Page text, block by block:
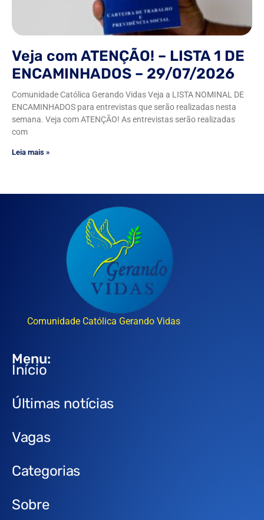
Veja com ATENÇÃO! – LISTA 1 DE
ENCAMINHADOS – 29/07/2026
Comunidade Católica Gerando Vidas Veja a LISTA NOMINAL DE
ENCAMINHADOS para entrevistas que serão realizadas nesta
semana. Veja com ATENÇÃO! As entrevistas serão realizadas
com
Leia mais »
Comunidade Católica Gerando Vidas
Menu:
Início
Últimas notícias
Vagas
Categorias
Sobre